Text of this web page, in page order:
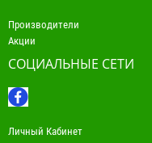
Производители
Акции
СОЦИАЛЬНЫЕ СЕТИ
Личный Кабинет